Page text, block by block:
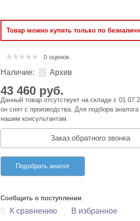
Товар можно купить только по
0 оценок
Наличие: Архив
43 460 руб.
Данный товар отсутствует на складе с
он снят с производства. Для подбора аналога
нашим консультантам.
Заказ обратного звонка
Подобрать аналог
Сообщить о поступлении
К сравнению В избранное